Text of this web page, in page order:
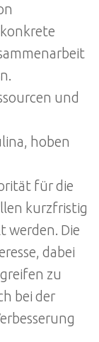
und
hoben
für die
kurzfristig
werden. Die
dabei
zu
bei der